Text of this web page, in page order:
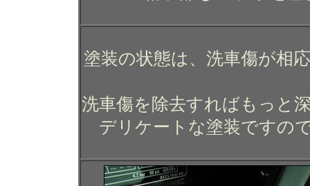
塗装の状態は、洗車傷が相
洗車傷を除去すればもっと
デリケートな塗装ですの